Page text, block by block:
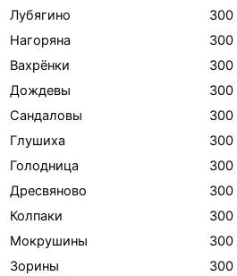
Лубягино
300
Нагоряна
300
Вахрёнки
300
Дождевы
300
Сандаловы
300
Глушиха
300
Голодница
300
Дресвяново
300
Колпаки
300
Мокрушины
300
Зорины
300